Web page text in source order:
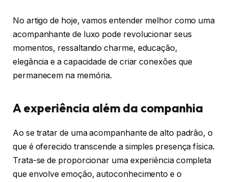
No artigo de hoje, vamos entender melhor como uma
acompanhante de luxo pode revolucionar seus
momentos, ressaltando charme, educação,
elegância e a capacidade de criar conexões que
permanecem na memória.
A experiência além da companhia
Ao se tratar de uma acompanhante de alto padrão, o
que é oferecido transcende a simples presença física.
Trata-se de proporcionar uma experiência completa
que envolve emoção, autoconhecimento e o